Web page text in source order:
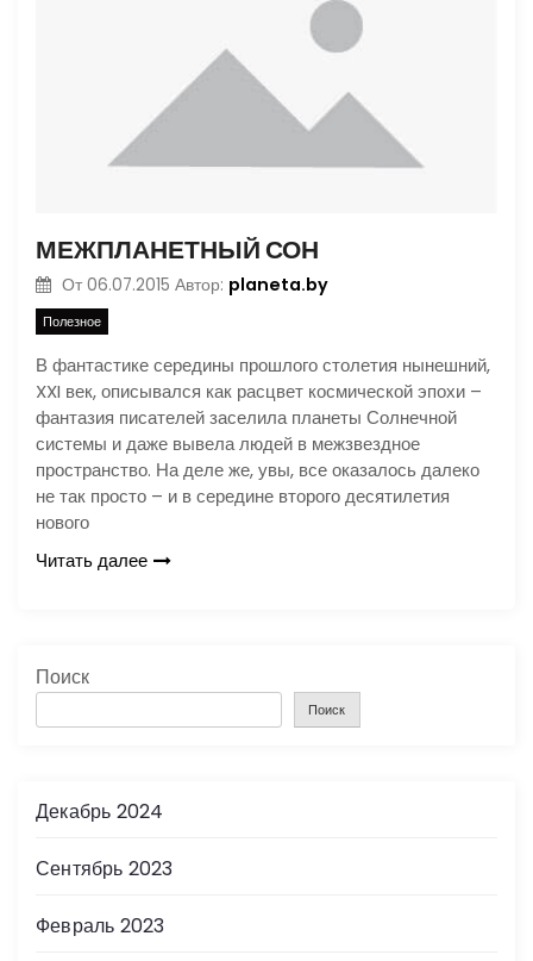
МЕЖПЛАНЕТНЫЙ СОН
От 06.07.2015 Автор: planeta.by
Полезное
В фантастике середины прошлого столетия нынешний,
XXI век, описывался как расцвет космической эпохи –
фантазия писателей заселила планеты Солнечной
системы и даже вывела людей в межзвездное
пространство. На деле же, увы, все оказалось далеко
не так просто – и в середине второго десятилетия
нового
Читать далее
Поиск
Поиск
Декабрь 2024
Сентябрь 2023
Февраль 2023